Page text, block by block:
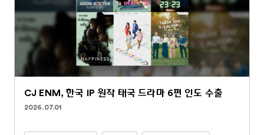
CJ ENM, 한국 IP 원작 태국 드라마 6편 인도 수출
2026.07.01